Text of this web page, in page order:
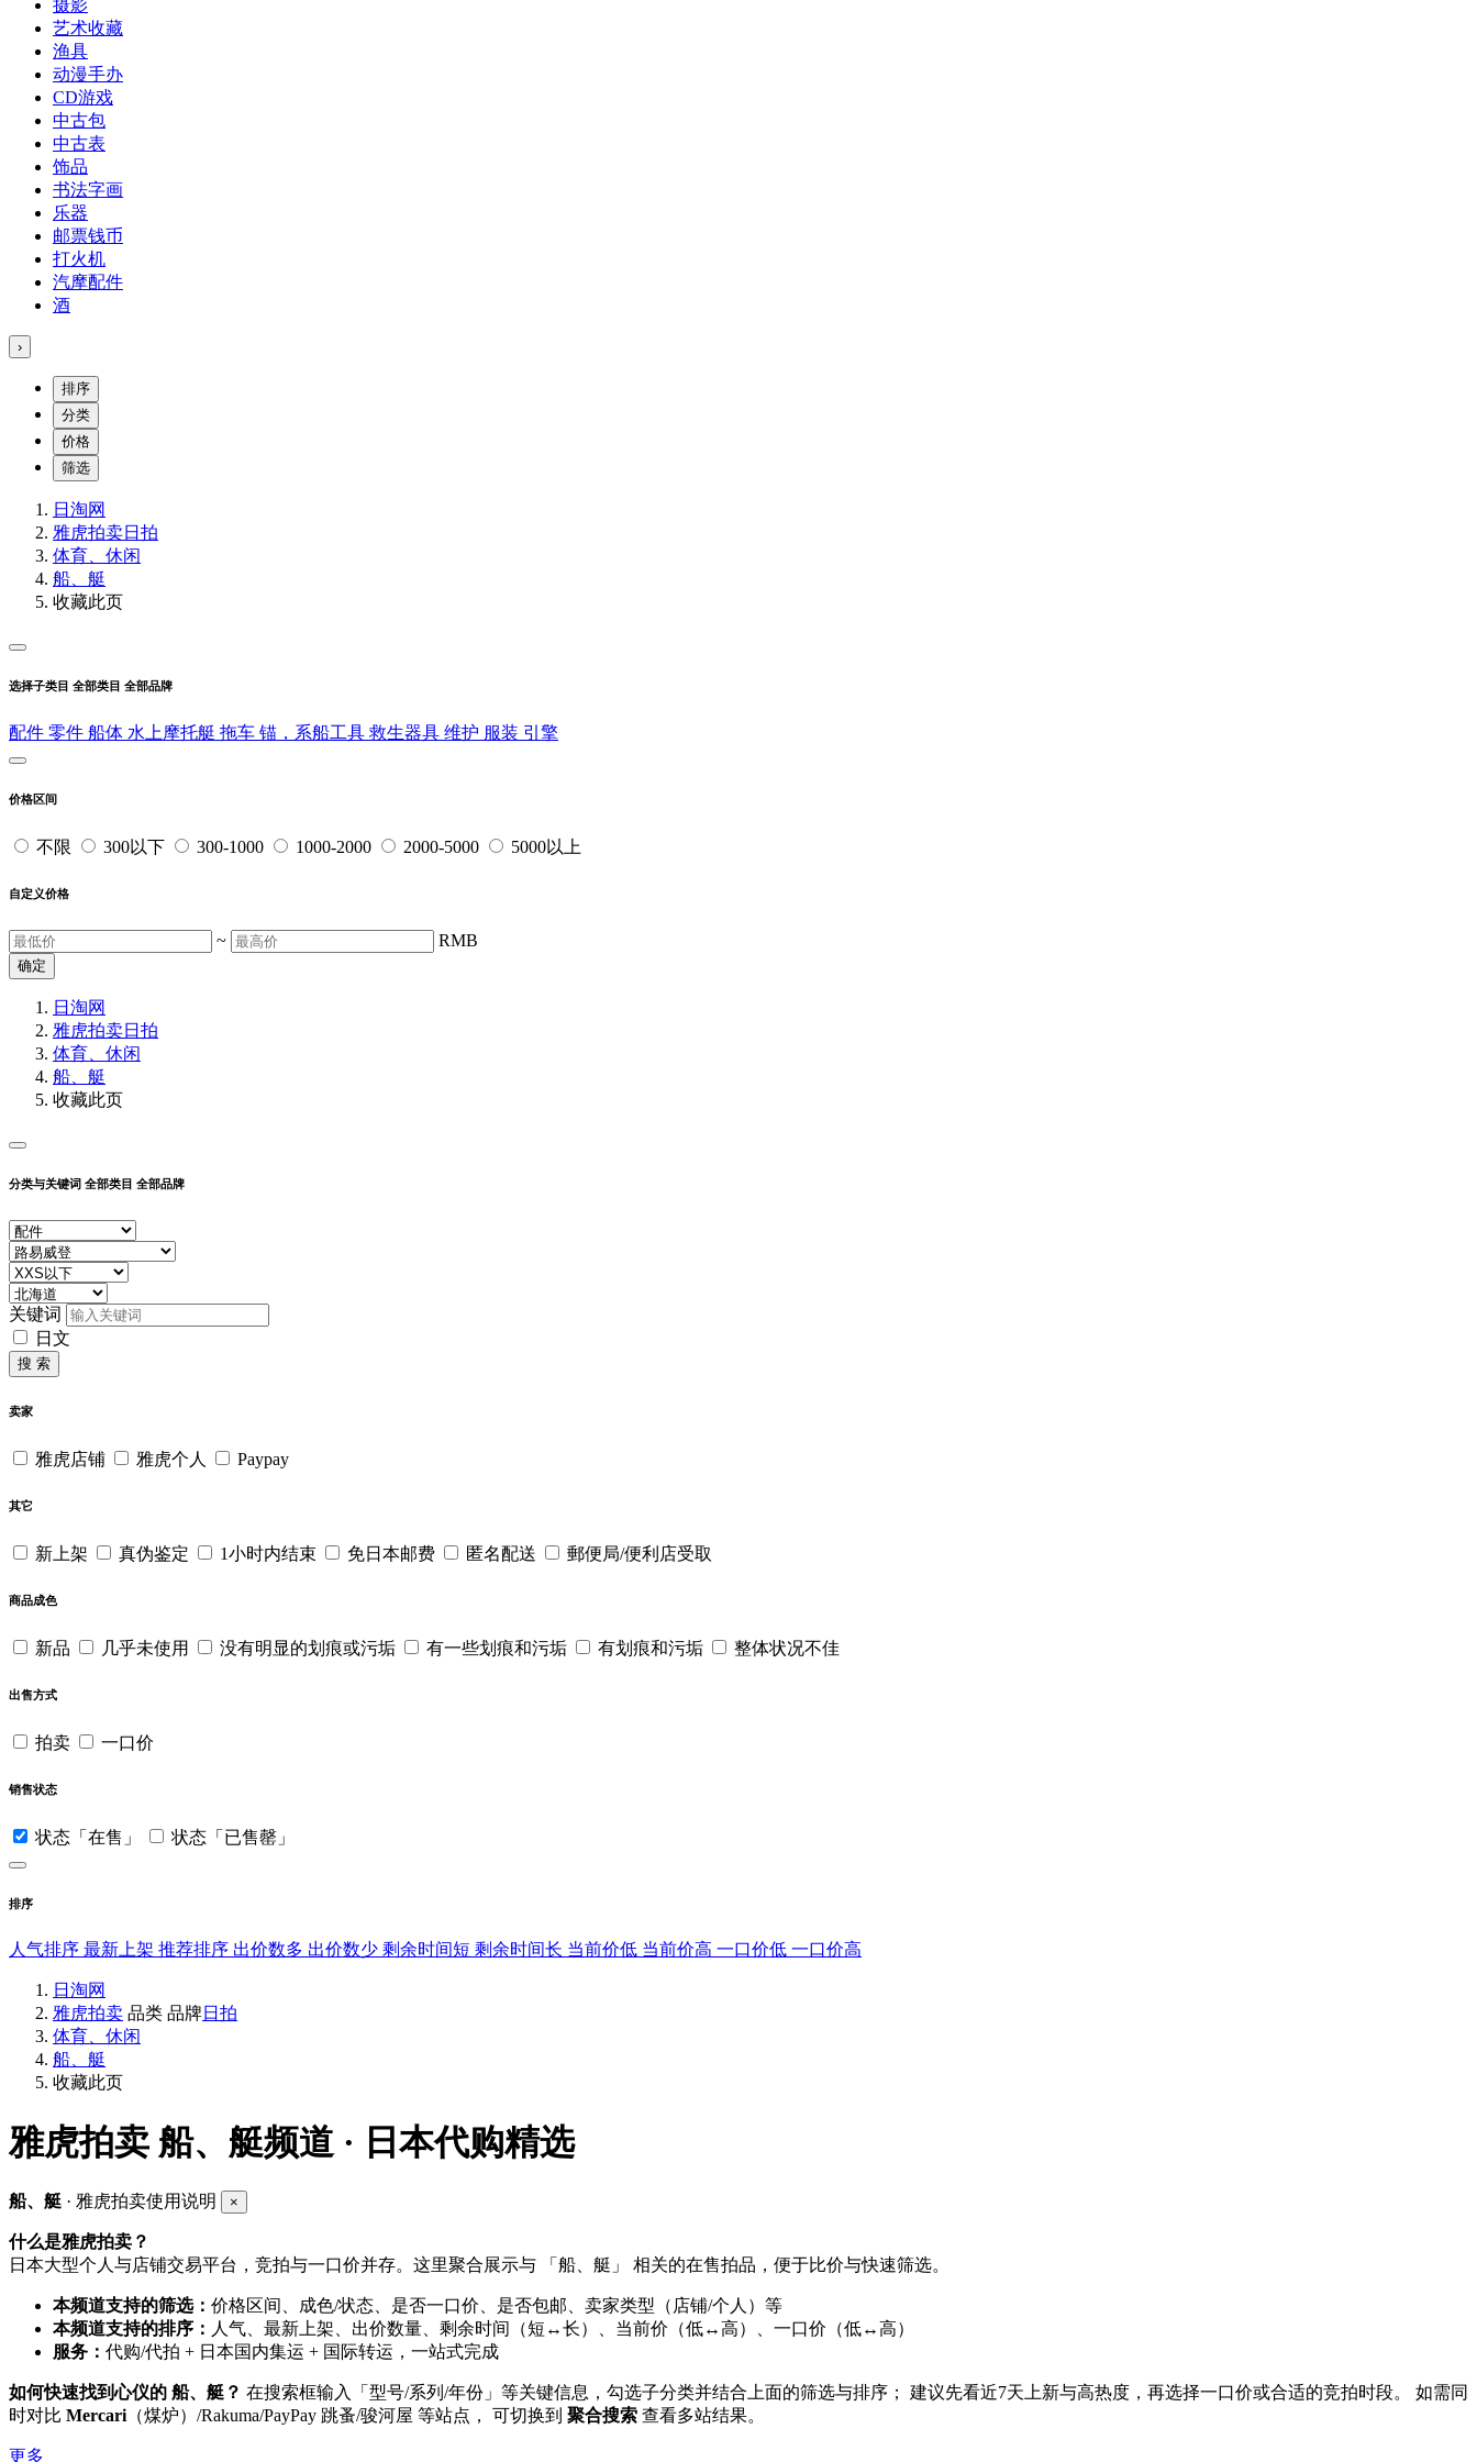
摄影
艺术收藏
渔具
动漫手办
CD游戏
中古包
中古表
饰品
书法字画
乐器
邮票钱币
打火机
汽摩配件
酒
›
排序
分类
价格
筛选
日淘网
雅虎拍卖日拍
体育、休闲
船、艇
收藏此页
选择子类目 全部类目 全部品牌
配件 零件 船体 水上摩托艇 拖车 锚，系船工具 救生器具 维护 服装 引擎
价格区间
不限 300以下 300-1000 1000-2000 2000-5000 5000以上
自定义价格
~ RMB
确定
日淘网
雅虎拍卖日拍
体育、休闲
船、艇
收藏此页
分类与关键词 全部类目 全部品牌
关键词
日文
搜 索
卖家
雅虎店铺 雅虎个人 Paypay
其它
新上架 真伪鉴定 1小时内结束 免日本邮费 匿名配送 郵便局/便利店受取
商品成色
新品 几乎未使用 没有明显的划痕或污垢 有一些划痕和污垢 有划痕和污垢 整体状况不佳
出售方式
拍卖 一口价
销售状态
状态「在售」 状态「已售罄」
排序
人气排序 最新上架 推荐排序 出价数多 出价数少 剩余时间短 剩余时间长 当前价低 当前价高 一口价低 一口价高
日淘网
雅虎拍卖 品类 品牌日拍
体育、休闲
船、艇
收藏此页
雅虎拍卖 船、艇频道 · 日本代购精选
船、艇 · 雅虎拍卖使用说明 ×
什么是雅虎拍卖？
日本大型个人与店铺交易平台，竞拍与一口价并存。这里聚合展示与 「船、艇」 相关的在售拍品，便于比价与快速筛选。
本频道支持的筛选： 价格区间、成色/状态、是否一口价、是否包邮、卖家类型（店铺/个人）等
本频道支持的排序： 人气、最新上架、出价数量、剩余时间（短↔长）、当前价（低↔高）、一口价（低↔高）
服务： 代购/代拍 + 日本国内集运 + 国际转运，一站式完成
如何快速找到心仪的 船、艇？ 在搜索框输入「型号/系列/年份」等关键信息，勾选子分类并结合上面的筛选与排序； 建议先看近7天上新与高热度，再选择一口价或合适的竞拍时段。 如需同
时对比 Mercari （煤炉）/Rakuma/PayPay 跳蚤/骏河屋 等站点， 可切换到 聚合搜索 查看多站结果。
更多